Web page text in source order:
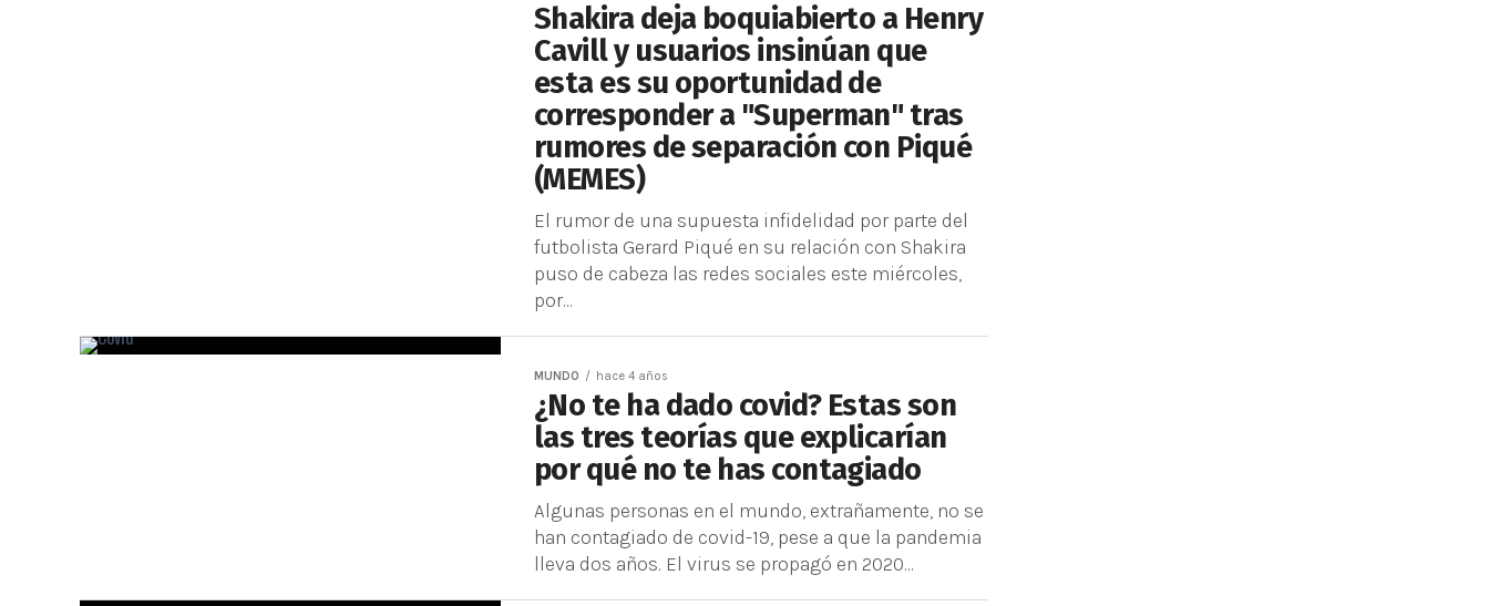
Shakira deja boquiabierto a Henry
Cavill y usuarios insinúan que
esta es su oportunidad de
corresponder a "Superman" tras
rumores de separación con Piqué
(MEMES)
El rumor de una supuesta infidelidad por parte del
futbolista Gerard Piqué en su relación con Shakira
puso de cabeza las redes sociales este miércoles,
por...
MUNDO hace 4 años
¿No te ha dado covid? Estas son
las tres teorías que explicarían
por qué no te has contagiado
Algunas personas en el mundo, extrañamente, no se
han contagiado de covid-19, pese a que la pandemia
lleva dos años. El virus se propagó en 2020...